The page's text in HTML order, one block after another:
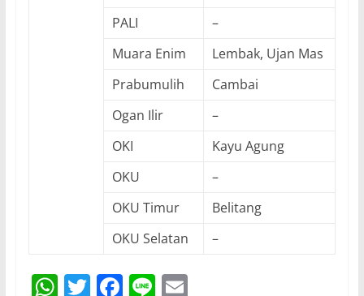
PALI
–
Muara Enim
Lembak, Ujan Mas
Prabumulih
Cambai
Ogan Ilir
–
OKI
Kayu Agung
OKU
–
OKU Timur
Belitang
OKU Selatan
–
W T F Li E